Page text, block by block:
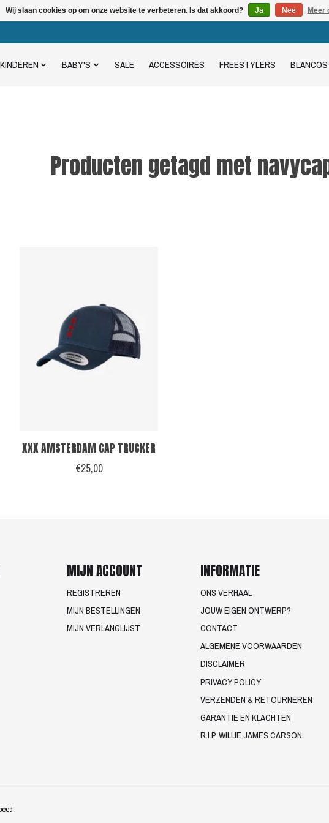
KINDEREN BABY'S SALE ACCESSOIRES FREESTYLERS BLANCOS
Producten getagd met
XXX AMSTERDAM CAP TRUCKER
€25,00
MIJN ACCOUNT
REGISTREREN
MIJN BESTELLINGEN
MIJN VERLANGLIJST
INFORMATIE
ONS VERHAAL
JOUW EIGEN ONTWERP?
CONTACT
ALGEMENE VOORWAARDEN
DISCLAIMER
PRIVACY POLICY
VERZENDEN & RETOURNEREN
GARANTIE EN KLACHTEN
R.I.P. WILLIE JAMES CARSON
Wij slaan cookies op om onze website te verbeteren. Is dat akkoord? Ja Nee Meer